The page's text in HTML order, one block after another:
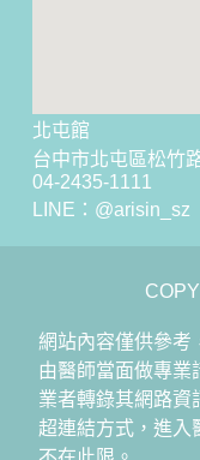
北屯館
台中市北屯區松竹
04-2435-1111
LINE： @arisin_sz
網站內容僅供參考
由醫師當面做專業
業者轉錄其網路資
超連結方式，進入